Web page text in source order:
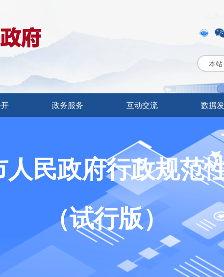
本站
政务服务 互动交流 数据
人民政府行政规范
（试行版）